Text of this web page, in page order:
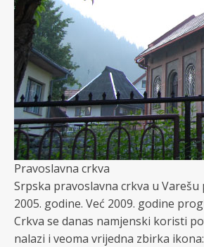
Pravoslavna crkva
Srpska pravoslavna crkva u
2005. godine. Već 2009. godine
Crkva se danas namjenski koristi
nalazi i veoma vrijedna zbirka